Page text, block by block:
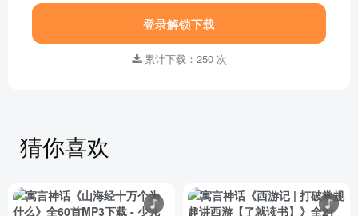
登录解锁下载
累计下载：250 次
猜你喜欢